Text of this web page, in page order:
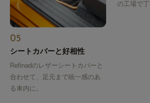
05
シートカバーと好相性
Refinadのレザーシートカバーと
合わせて、足元まで統一感のあ
る車内に。
の工場で丁